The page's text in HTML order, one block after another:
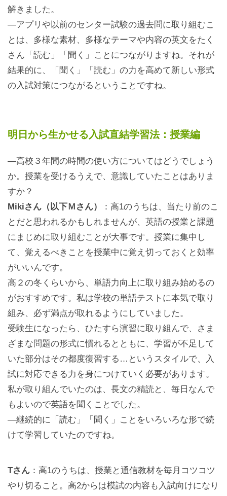
解きました。
—アプリや以前のセンター試験の過去問に取り組むこ
とは、多様な素材、多様なテーマや内容の英文をたく
さん「読む」「聞く」ことにつながりますね。それが
結果的に、「聞く」「読む」の力を高めて新しい形式
の入試対策につながるということですね。
明日から生かせる入試直結学習法：授業編
—高校３年間の時間の使い方についてはどうでしょう
か。授業を受けるうえで、意識していたことはありま
すか？
Mikiさん（以下Ｍさん）
：高1のうちは、当たり前のこ
とだと思われるかもしれませんが、英語の授業と課題
にまじめに取り組むことが大事です。授業に集中し
て、覚えるべきことを授業中に覚え切っておくと効率
がいいんです。
高２の冬くらいから、単語力向上に取り組み始めるの
がおすすめです。私は学校の単語テストに本気で取り
組み、必ず満点が取れるようにしていました。
受験生になったら、ひたすら演習に取り組んで、さま
ざまな問題の形式に慣れるとともに、学習が不足して
いた部分はその都度復習する…というスタイルで、入
試に対応できる力を身につけていく必要があります。
私が取り組んでいたのは、長文の精読と、毎日なんで
もよいので英語を聞くことでした。
—継続的に「読む」「聞く」ことをいろいろな形で続
けて学習していたのですね。
Tさん ：高1のうちは、授業と通信教材を毎月コツコツ
やり切ること。高2からは模試の内容も入試向けになり